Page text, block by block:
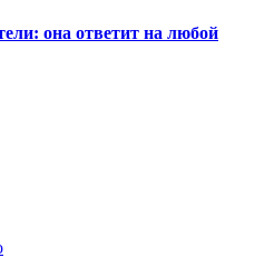
она ответит на любой